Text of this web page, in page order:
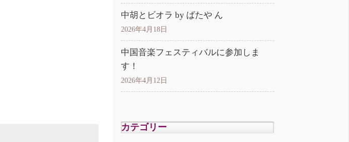
中胡とビオラ by ばたや ん
2026年4月18日
中国音楽フェスティバルに参加しま
す！
2026年4月12日
カテゴリー